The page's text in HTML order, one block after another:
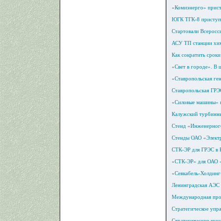
«Комиэнерго»
ЮГК ТГК-8
Стартовали
АСУ ТП станции
Как сократить
«Свет в городе». В
«Ставропольская
Ставропольская
«Силовые машины»
Калужский
Стенд
Стенды ОАО
СТК-ЭР для ГРЭС в
«СТК-ЭР» для
«Севкабель-
Ленинградская АЭС
Международная
Стратегическое